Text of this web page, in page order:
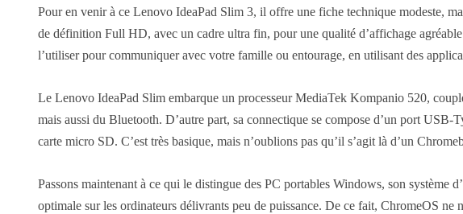
Pour en venir à ce Lenovo IdeaPad Slim 3, il offre une fiche technique modeste,
de définition Full HD, avec un cadre ultra fin, pour une qualité d’affichage
l’utiliser pour communiquer avec votre famille ou entourage, en utilisant des
Le Lenovo IdeaPad Slim embarque un processeur MediaTek Kompanio 520,
mais aussi du Bluetooth. D’autre part, sa connectique se compose d’un port
carte micro SD. C’est très basique, mais n’oublions pas qu’il s’agit là d’un
Passons maintenant à ce qui le distingue des PC portables Windows, son
optimale sur les ordinateurs délivrants peu de puissance. De ce fait, ChromeOS